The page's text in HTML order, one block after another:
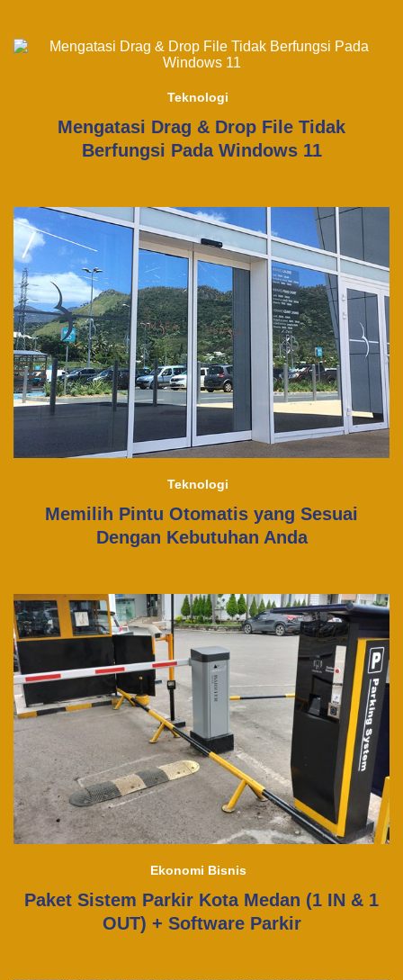
Teknologi
Mengatasi Drag & Drop File Tidak
Berfungsi Pada Windows 11
Teknologi
Memilih Pintu Otomatis yang Sesuai
Dengan Kebutuhan Anda
Ekonomi Bisnis
Paket Sistem Parkir Kota Medan (1 IN & 1
OUT) + Software Parkir